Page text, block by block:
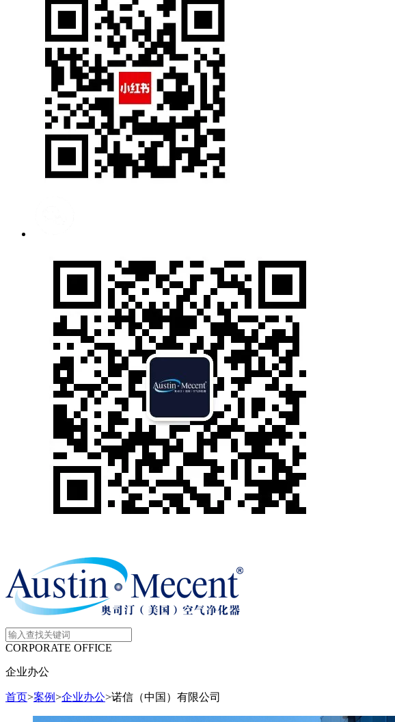
CORPORATE OFFICE
企业办公
首页>案例>企业办公>诺信（中国）有限公司